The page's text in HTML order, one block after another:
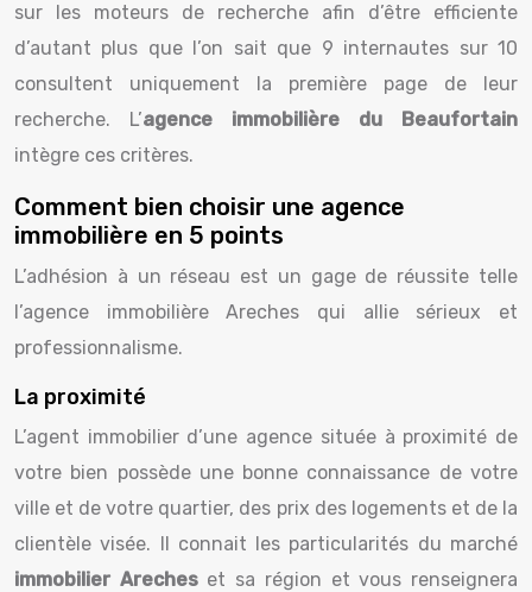
sur les moteurs de recherche afin d’être efficiente
d’autant plus que l’on sait que 9 internautes sur 10
consultent uniquement la première page de leur
recherche. L’agence immobilière du Beaufortain
intègre ces critères.
Comment bien choisir une agence
immobilière en 5 points
L’adhésion à un réseau est un gage de réussite telle
l’agence immobilière Areches qui allie sérieux et
professionnalisme.
La proximité
L’agent immobilier d’une agence située à proximité de
votre bien possède une bonne connaissance de votre
ville et de votre quartier, des prix des logements et de la
clientèle visée. Il connait les particularités du marché
immobilier Arecheset sa région et vous renseignera